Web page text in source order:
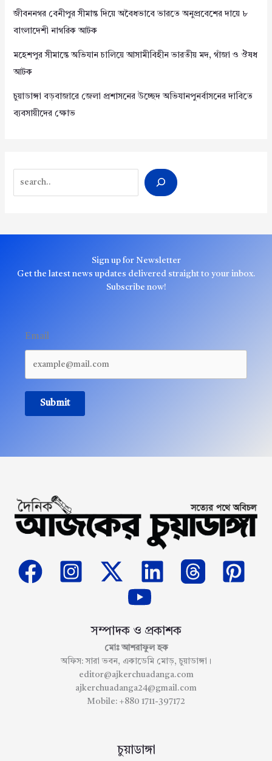
জীবননগর বেনীপুর সীমান্ত দিয়ে অবৈধভাবে ভারতে অনুপ্রবেশের দায়ে ৮
বাংলাদেশী নাগরিক আটক
মহেশপুর সীমান্তে অভিযান চালিয়ে আসামীবিহীন ভারতীয় মদ, গাঁজা ও ঔষধ
আটক
চুয়াডাঙ্গা বড়বাজারে জেলা প্রশাসনের উচ্ছেদ অভিযানপুনর্বাসনের দাবিতে
ব্যবসায়ীদের ক্ষোভ
Sign up for Newsletter
Get the latest news updates delivered straight to your inbox.
Subscribe now!
Email
Submit
সম্পাদক ও প্রকাশক
মোঃ আশরাফুল হক
অফিস: সারা ভবন, একাডেমি মোড়, চুয়াডাঙ্গা।
editor@ajkerchuadanga.com
ajkerchuadanga24@gmail.com
Mobile: +880 1711-397172
চুয়াডাঙ্গা